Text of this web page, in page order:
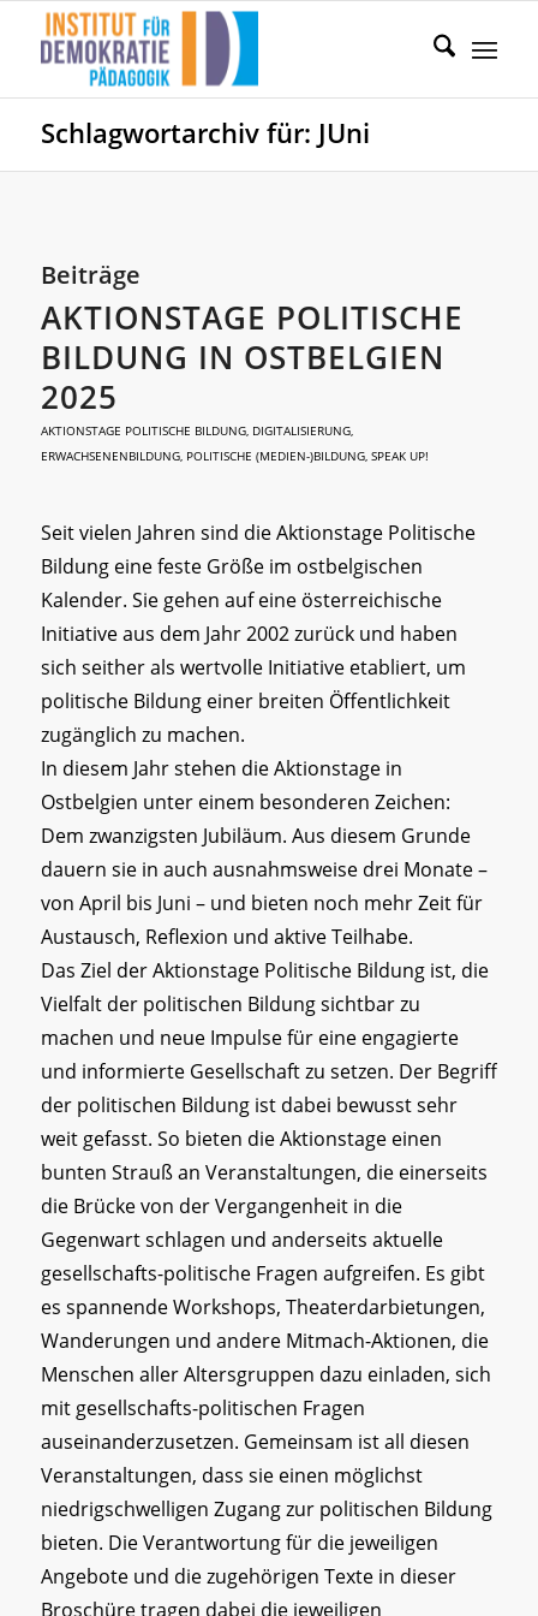
Schlagwortarchiv für: JUni
Beiträge
AKTIONSTAGE POLITISCHE
BILDUNG IN OSTBELGIEN
2025
AKTIONSTAGE POLITISCHE BILDUNG, DIGITALISIERUNG,
ERWACHSENENBILDUNG, POLITISCHE (MEDIEN-)BILDUNG, SPEAK UP!
Seit vielen Jahren sind die Aktionstage Politische
Bildung eine feste Größe im ostbelgischen
Kalender. Sie gehen auf eine österreichische
Initiative aus dem Jahr 2002 zurück und haben
sich seither als wertvolle Initiative etabliert, um
politische Bildung einer breiten Öffentlichkeit
zugänglich zu machen.
In diesem Jahr stehen die Aktionstage in
Ostbelgien unter einem besonderen Zeichen:
Dem zwanzigsten Jubiläum. Aus diesem Grunde
dauern sie in auch ausnahmsweise drei Monate –
von April bis Juni – und bieten noch mehr Zeit für
Austausch, Reflexion und aktive Teilhabe.
Das Ziel der Aktionstage Politische Bildung ist, die
Vielfalt der politischen Bildung sichtbar zu
machen und neue Impulse für eine engagierte
und informierte Gesellschaft zu setzen. Der Begriff
der politischen Bildung ist dabei bewusst sehr
weit gefasst. So bieten die Aktionstage einen
bunten Strauß an Veranstaltungen, die einerseits
die Brücke von der Vergangenheit in die
Gegenwart schlagen und anderseits aktuelle
gesellschafts-politische Fragen aufgreifen. Es gibt
es spannende Workshops, Theaterdarbietungen,
Wanderungen und andere Mitmach-Aktionen, die
Menschen aller Altersgruppen dazu einladen, sich
mit gesellschafts-politischen Fragen
auseinanderzusetzen. Gemeinsam ist all diesen
Veranstaltungen, dass sie einen möglichst
niedrigschwelligen Zugang zur politischen Bildung
bieten. Die Verantwortung für die jeweiligen
Angebote und die zugehörigen Texte in dieser
Broschüre tragen dabei die jeweiligen